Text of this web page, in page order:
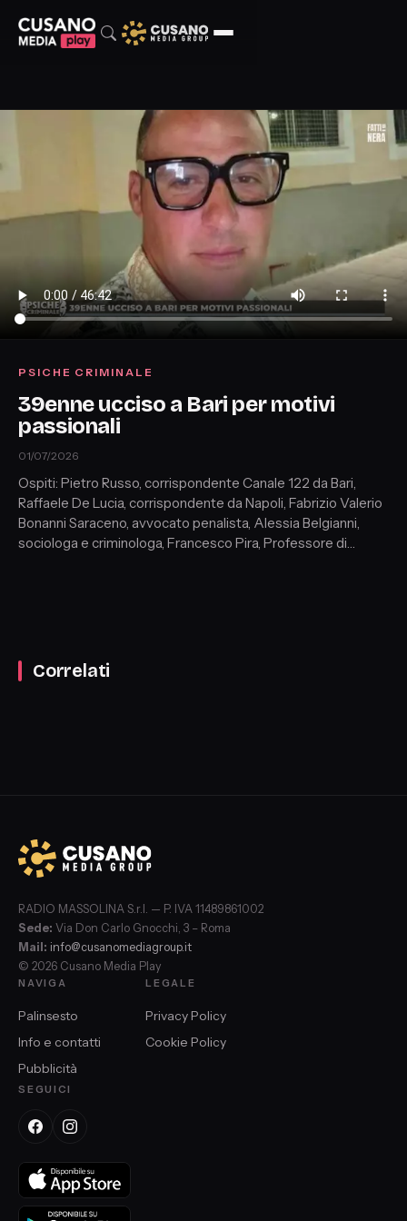
PSICHE CRIMINALE
39enne ucciso a Bari per motivi
passionali
01/07/2026
Ospiti: Pietro Russo, corrispondente Canale 122 da Bari,
Raffaele De Lucia, corrispondente da Napoli, Fabrizio Valerio
Bonanni Saraceno, avvocato penalista, Alessia Belgianni,
sociologa e criminologa, Francesco Pira, Professore di
Correlati
RADIO MASSOLINA S.r.l. — P. IVA 11489861002
Sede: Via Don Carlo Gnocchi, 3 – Roma
Mail: info@cusanomediagroup.it
© 2026 Cusano Media Play
NAVIGA
Palinsesto
Info e contatti
Pubblicità
LEGALE
Privacy Policy
Cookie Policy
SEGUICI